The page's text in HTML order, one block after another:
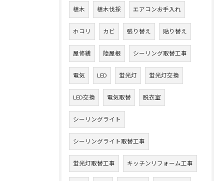
植木 植木伐採 エアコンお手入れ
ホコリ カビ 張り替え 貼り替え
屋修繕 陸屋根 シーリング取替工事
電気 LED 蛍光灯 蛍光灯交換
LED交換 電気取替 脱衣室
シーリングライト
シーリングライト取替工事
蛍光灯取替工事 キッチンリフォーム工事